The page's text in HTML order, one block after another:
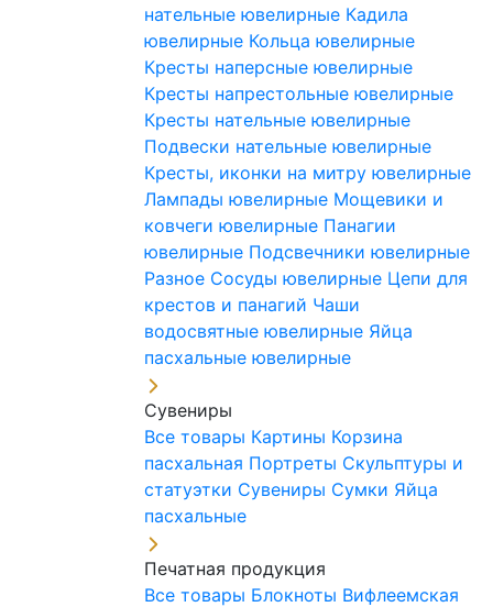
нательные ювелирные Кадила
ювелирные Кольца ювелирные
Кресты наперсные ювелирные
Кресты напрестольные ювелирные
Кресты нательные ювелирные
Подвески нательные ювелирные
Кресты, иконки на митру ювелирные
Лампады ювелирные Мощевики и
ковчеги ювелирные Панагии
ювелирные Подсвечники ювелирные
Разное Сосуды ювелирные Цепи для
крестов и панагий Чаши
водосвятные ювелирные Яйца
пасхальные ювелирные
Сувениры
Все товары Картины Корзина
пасхальная Портреты Скульптуры и
статуэтки Сувениры Сумки Яйца
пасхальные
Печатная продукция
Все товары Блокноты Вифлеемская